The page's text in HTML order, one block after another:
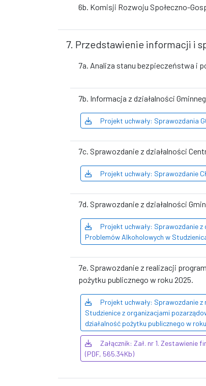
6b. Komisji Rozwoju Społeczno-
7. Przedstawienie informacji i
7a. Analiza stanu bezpieczeństwa i
7b. Informacja z działalności
Projekt uchwały: Sprawozdania
7c. Sprawozdanie z działalności
Projekt uchwały: Sprawozdanie
7d. Sprawozdanie z działalności
Projekt uchwały: Sprawozdanie z
Problemów Alkoholowych w
7e. Sprawozdanie z realizacji
pożytku publicznego w roku 2025.
Projekt uchwały: Sprawozdanie
Studzienice z organizacjami
działalność pożytku publicznego w
Załącznik: Zał. nr 1. Zestawienie
(PDF, 565.34Kb)